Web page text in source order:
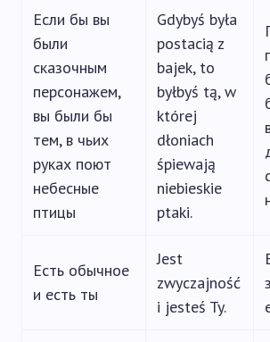
Если бы вы
были
сказочным
персонажем,
вы были бы
тем, в чьих
руках поют
небесные
птицы
Gdybyś była
postacią z
bajek, to
byłbyś tą, w
której
dłoniach
śpiewają
niebieskie
ptaki.
Есть обычное
и есть ты
Jest
zwyczajność
i jesteś Ty.